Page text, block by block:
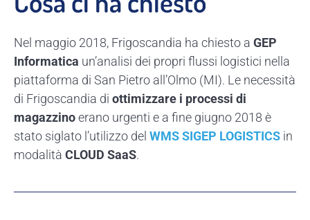
Nel maggio 2018, Frigoscandia ha chiesto a GEP
Informatica un’analisi dei propri flussi logistici nella
piattaforma di San Pietro all’Olmo (MI). Le necessità
di Frigoscandia di ottimizzare i processi di
magazzinoerano urgenti e a fine giugno 2018 è
stato siglato l’utilizzo del WMS SIGEP LOGISTICS in
modalità CLOUD SaaS.